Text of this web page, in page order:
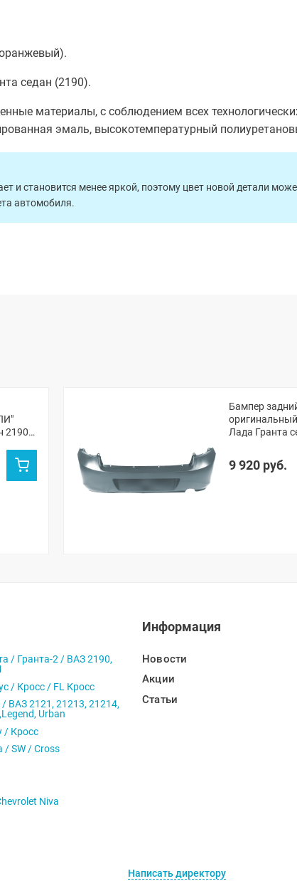
седан (2190).
материалы, с соблюдением всех
эмаль, высокотемпературный
и становится менее яркой, поэтому цвет новой детали
автомобиля.
2190
Бампер
Лада Гранта
9 920 руб.
/ Гранта-2 / ВАЗ 2190,
/ Кросс / FL Кросс
ВАЗ 2121, 21213, 21214,
Urban
/ Кросс
/ SW / Cross
Niva
Информация
Новости
Акции
Статьи
Написать директору